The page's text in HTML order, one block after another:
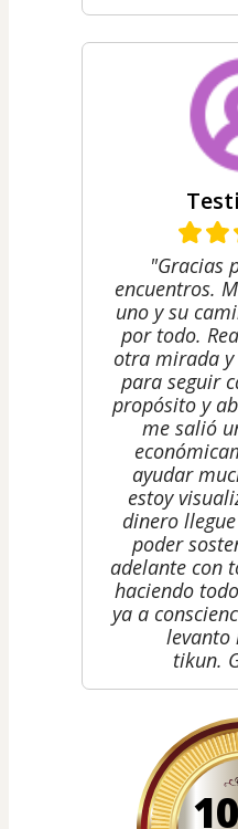
"Gracias
encuentros.
uno y su
por todo.
otra mirada
para seguir
propósito y
me salió
ayudar
estoy
dinero
poder
adelante con
haciendo
ya a
levanto
tikun.